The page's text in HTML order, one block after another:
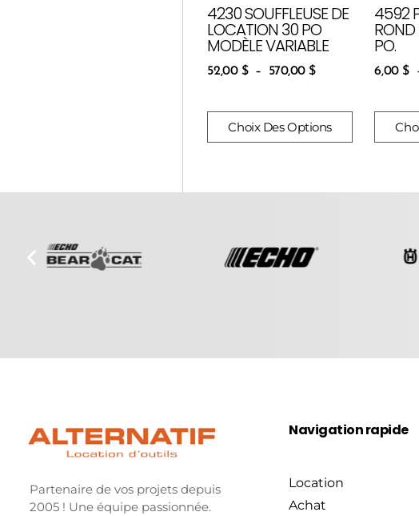
4230 SOUFFLEUSE DE
LOCATION 30 PO
MODÈLE VARIABLE
52,00 $ – 570,00 $
Choix Des Options
4592
PO.
6,00 $
Partenaire de vos projets depuis
2005 ! Une équipe passionnée.
Navigation rapide
Location
Achat